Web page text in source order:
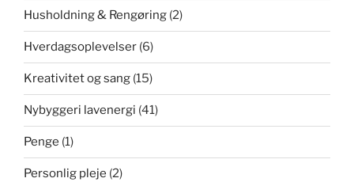
Husholdning & Rengøring (2)
Hverdagsoplevelser (6)
Kreativitet og sang (15)
Nybyggeri lavenergi (41)
Penge (1)
Personlig pleje (2)